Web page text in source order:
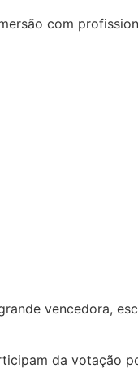
com
vencedora,
da votação